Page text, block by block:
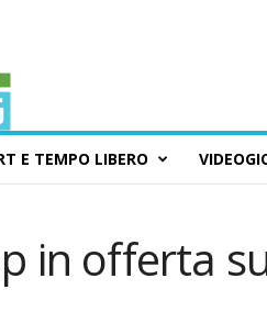
E TEMPO LIBERO
in offerta